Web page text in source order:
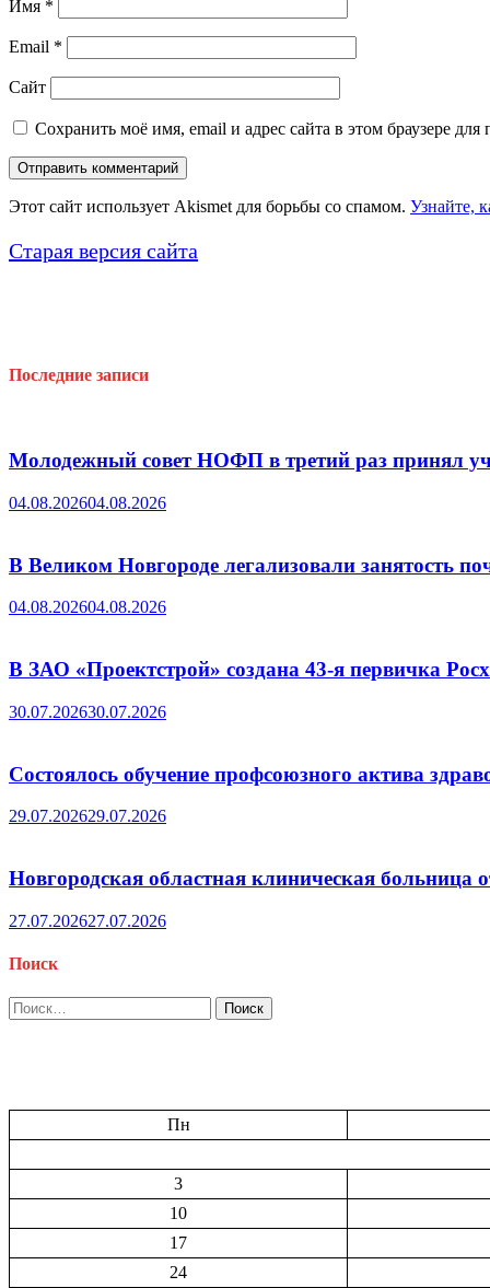
Имя *
Email *
Сайт
Сохранить моё имя, email и адрес сайта в этом браузере
Этот сайт использует Akismet для борьбы со спамом. Узнайте,
Старая версия сайта
Последние записи
Молодежный совет НОФП в третий раз принял
04.08.202604.08.2026
В Великом Новгороде легализовали занятость
04.08.202604.08.2026
В ЗАО «Проектстрой» создана 43-я первичка
30.07.202630.07.2026
Состоялось обучение профсоюзного актива
29.07.202629.07.2026
Новгородская областная клиническая больница
27.07.202627.07.2026
Поиск
Найти:
Пн
3
10
17
24